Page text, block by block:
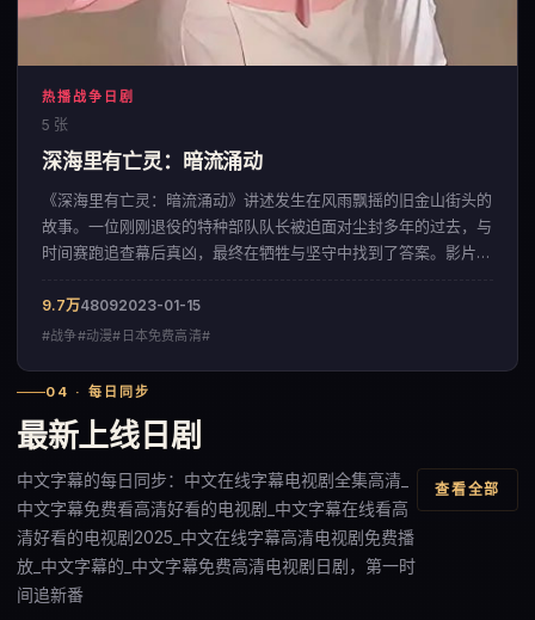
热播战争日剧
5 张
深海里有亡灵：暗流涌动
《深海里有亡灵：暗流涌动》讲述发生在风雨飘摇的旧金山街头的
故事。一位刚刚退役的特种部队队长被迫面对尘封多年的过去，与
时间赛跑追查幕后真凶，最终在牺牲与坚守中找到了答案。影片以
9.7万48092023-01-15
#战争#动漫#日本免费高清#
04 · 每日同步
最新上线日剧
中文字幕的每日同步：中文在线字幕电视剧全集高清_
中文字幕免费看高清好看的电视剧_中文字幕在线看高
清好看的电视剧2025_中文在线字幕高清电视剧免费播
放_中文字幕的_中文字幕免费高清电视剧日剧，第一时
间追新番
查看全部